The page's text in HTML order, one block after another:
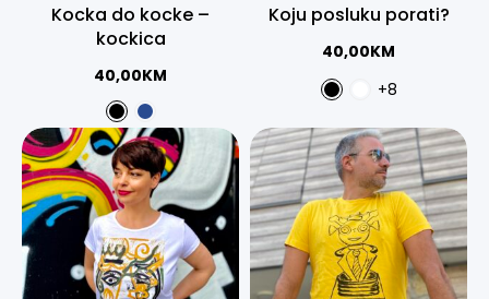
Kocka do kocke –
kockica
40,00KM
Koju posluku porati?
40,00KM
+8